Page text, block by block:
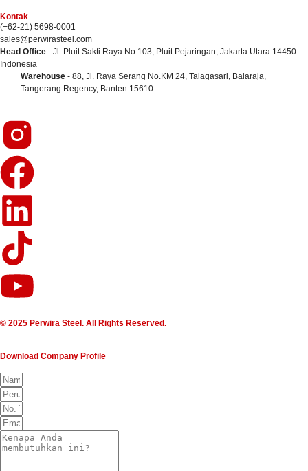
Kontak
(+62-21) 5698-0001
sales@perwirasteel.com
Head Office - Jl. Pluit Sakti Raya No 103, Pluit Pejaringan, Jakarta Utara 14450 -
Indonesia
Warehouse - 88, Jl. Raya Serang No.KM 24, Talagasari, Balaraja,
Tangerang Regency, Banten 15610
© 2025 Perwira Steel. All Rights Reserved.
Download Company Profile